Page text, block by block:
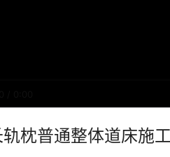
枕普通整体道床施